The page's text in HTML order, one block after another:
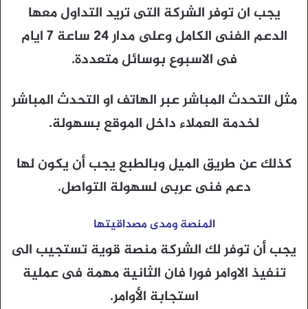
يجب ان توفر الشركة التى تريد التداول معها
الدعم الفنى الكامل وعلى مدار 24 ساعة 7 ايام
فى الاسبوع بوسائل متعددة.
مثل التحدث المباشر عبر الهاتف او التحدث المباشر
لخدمة العملاء داخل الموقع بسهولة.
كذلك عن طريق الميل وبالطبع يجب أن يكون لها
دعم فنى عربى لسهولة التواصل.
المنصة ومدى مصداقيتها
يجب أن توفر لك الشركة منصة قوية تستجيب الى
تنفيذ الاوامر فورا فان الثانية مهمة فى عملية
استجابة الأوامر.